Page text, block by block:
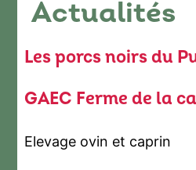
Actualités
Les porcs noirs du
GAEC Ferme de la
Elevage ovin et caprin